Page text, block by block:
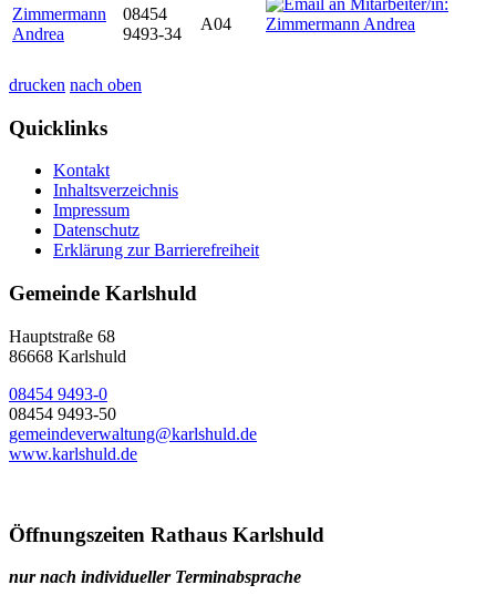
Zimmermann
Andrea
08454
9493-34
A04
drucken nach oben
Quicklinks
Kontakt
Inhaltsverzeichnis
Impressum
Datenschutz
Erklärung zur Barrierefreiheit
Gemeinde Karlshuld
Hauptstraße 68
86668 Karlshuld
08454 9493-0
08454 9493-50
gemeindeverwaltung@karlshuld.de
www.karlshuld.de
Öffnungszeiten Rathaus Karlshuld
nur nach individueller Terminabsprache